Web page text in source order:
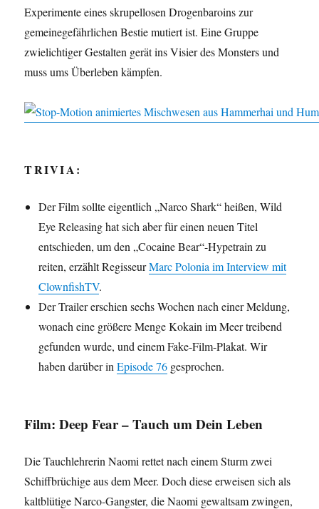
Experimente eines skrupellosen Drogenbaroins zur
gemeinegefährlichen Bestie mutiert ist. Eine Gruppe
zwielichtiger Gestalten gerät ins Visier des Monsters und
muss ums Überleben kämpfen.
TRIVIA:
Der Film sollte eigentlich „Narco Shark“ heißen, Wild
Eye Releasing hat sich aber für einen neuen Titel
entschieden, um den „Cocaine Bear“-Hypetrain zu
reiten, erzählt RegisseurMarc Polonia im Interview mit
ClownfishTV.
Der Trailer erschien sechs Wochen nach einer Meldung,
wonach eine größere Menge Kokain im Meer treibend
gefunden wurde, und einem Fake-Film-Plakat. Wir
haben darüber inEpisode 76 gesprochen.
Film: Deep Fear – Tauch um Dein Leben
Die Tauchlehrerin Naomi rettet nach einem Sturm zwei
Schiffbrüchige aus dem Meer. Doch diese erweisen sich als
kaltblütige Narco-Gangster, die Naomi gewaltsam zwingen,